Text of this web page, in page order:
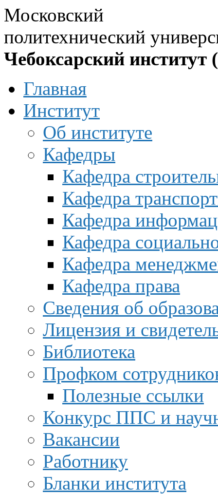
Московский
политехнический
Чебоксарский институт
Главная
Институт
Об институте
Кафедры
Кафедра
Кафедра
Кафедра
Кафедра
Кафедра
Кафедра права
Сведения об
Лицензия и
Библиотека
Профком
Полезные ссылки
Конкурс ППС и
Вакансии
Работнику
Бланки института